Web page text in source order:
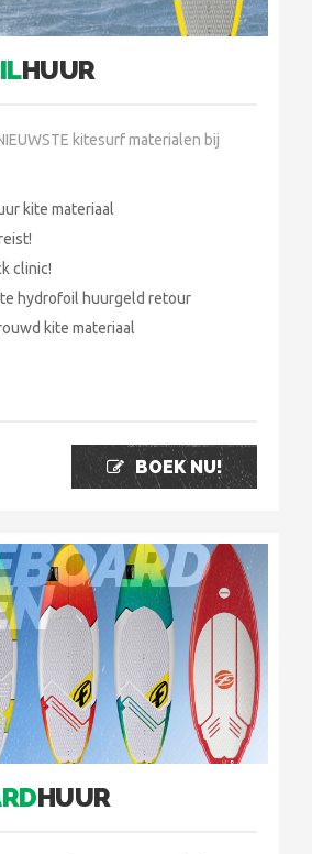
HUUR
kitesurf materialen bij
kite materiaal
clinic!
hydrofoil huurgeld retour
kite materiaal
BOEK NU!
HUUR